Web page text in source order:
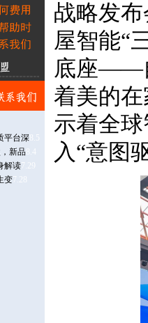
战略发
屋智能“
底座——
着美的
示着全
入“意图